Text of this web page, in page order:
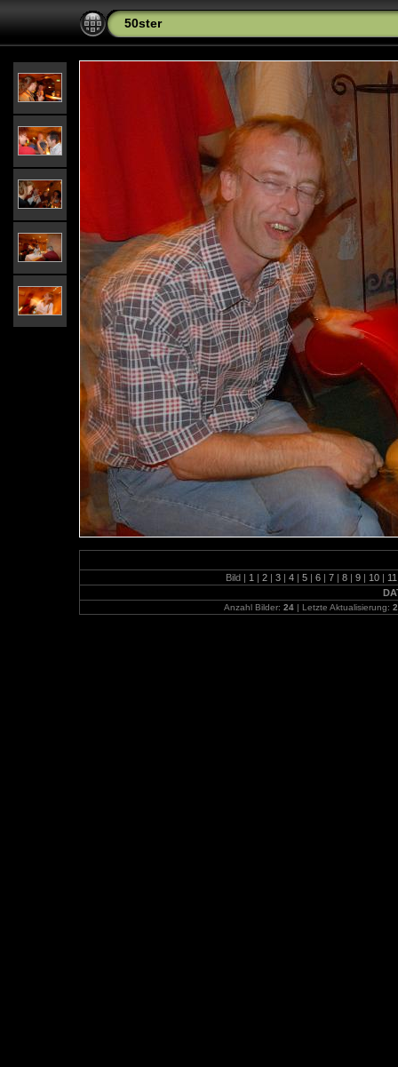
50ster
Bild | 1 | 2 | 3 | 4 | 5 | 6 | 7 | 8 | 9 | 10 |
Anzahl Bilder: 24| Letzte Aktualisierung: